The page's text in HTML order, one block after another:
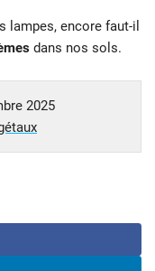
lampes, encore faut-il
dans nos sols.
2025